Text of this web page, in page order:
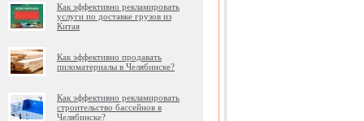
Как эффективно рекламировать
услуги по доставке грузов из
Китая
Как эффективно продавать
пиломатериалы в Челябинске?
Как эффективно рекламировать
строительство бассейнов в
Челябинске?